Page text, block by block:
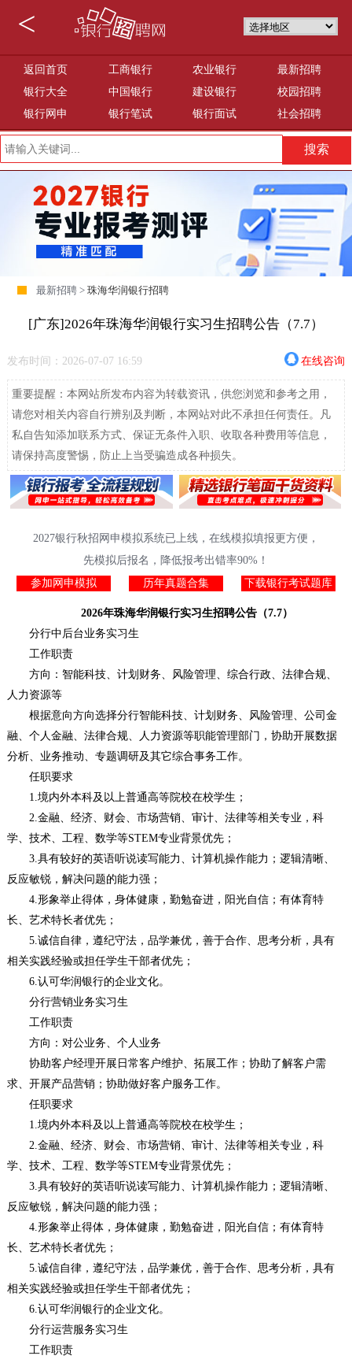
<
返回首页 工商银行 农业银行
最新招聘
银行大全
中国银行 建设银行
校园招聘
银行网申
银行笔试 银行面试 社会招聘
最新招聘 >珠海华润银行招聘
[广东]2026年珠海华润银行实习生招聘公告（7.7）
发布时间：2026-07-07 16:59 在线咨询
重要提醒：本网站所发布内容为转载资讯，供您浏览和参考之用，
请您对相关内容自行辨别及判断，本网站对此不承担任何责任。凡
私自告知添加联系方式、保证无条件入职、收取各种费用等信息，
请保持高度警惕，防止上当受骗造成各种损失。
2027银行秋招网申模拟系统已上线，在线模拟填报更方便，
先模拟后报名，降低报考出错率90%！
参加网申模拟
历年真题合集 下载银行考试题库
2026年珠海华润银行实习生招聘公告（7.7）
分行中后台业务实习生
工作职责
方向：智能科技、计划财务、风险管理、综合行政、法律合规、
人力资源等
根据意向方向选择分行智能科技、计划财务、风险管理、公司金
融、个人金融、法律合规、人力资源等职能管理部门，协助开展数据
分析、业务推动、专题调研及其它综合事务工作。
任职要求
1.境内外本科及以上普通高等院校在校学生；
2.金融、经济、财会、市场营销、审计、法律等相关专业，科
学、技术、工程、数学等STEM专业背景优先；
3.具有较好的英语听说读写能力、计算机操作能力；逻辑清晰、
反应敏锐，解决问题的能力强；
4.形象举止得体，身体健康，勤勉奋进，阳光自信；有体育特
长、艺术特长者优先；
5.诚信自律，遵纪守法，品学兼优，善于合作、思考分析，具有
相关实践经验或担任学生干部者优先；
6.认可华润银行的企业文化。
分行营销业务实习生
工作职责
方向：对公业务、个人业务
协助客户经理开展日常客户维护、拓展工作；协助了解客户需
求、开展产品营销；协助做好客户服务工作。
任职要求
1.境内外本科及以上普通高等院校在校学生；
2.金融、经济、财会、市场营销、审计、法律等相关专业，科
学、技术、工程、数学等STEM专业背景优先；
3.具有较好的英语听说读写能力、计算机操作能力；逻辑清晰、
反应敏锐，解决问题的能力强；
4.形象举止得体，身体健康，勤勉奋进，阳光自信；有体育特
长、艺术特长者优先；
5.诚信自律，遵纪守法，品学兼优，善于合作、思考分析，具有
相关实践经验或担任学生干部者优先；
6.认可华润银行的企业文化。
分行运营服务实习生
工作职责